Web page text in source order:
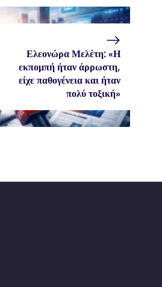
Ελεονώρα Μελέτη: «Η
εκπομπή ήταν άρρωστη,
είχε παθογένεια και ήταν
πολύ τοξική»